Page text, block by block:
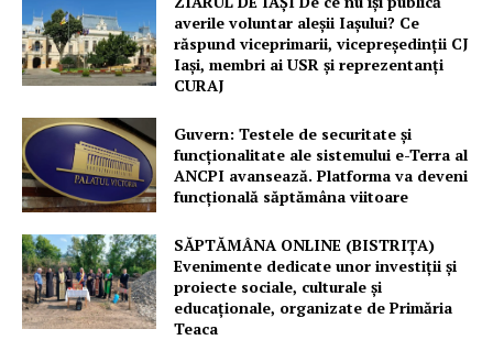
averile voluntar aleșii Iașului? Ce
răspund viceprimarii, vicepreședinții CJ
Iași, membri ai USR și reprezentanți
CURAJ
Guvern: Testele de securitate și
funcționalitate ale sistemului e-Terra al
ANCPI avansează. Platforma va deveni
funcțională săptămâna viitoare
SĂPTĂMÂNA ONLINE (BISTRIȚA)
Evenimente dedicate unor investiții și
proiecte sociale, culturale și
educaționale, organizate de Primăria
Teaca